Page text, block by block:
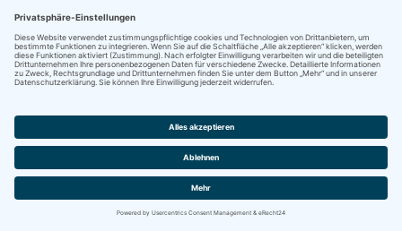
der Kfz-Zulassungs- und Führerscheinbehörde
FOLGEN SIE UNS